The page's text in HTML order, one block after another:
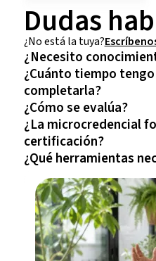
Dudas
¿No está la tuya?
¿Necesito
¿Cuánto tiempo
completarla?
¿Cómo se evalúa?
¿La microcredencial
certificación?
¿Qué herramientas